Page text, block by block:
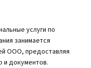
услуги по
занимается
ООО, предоставляя
и документов.